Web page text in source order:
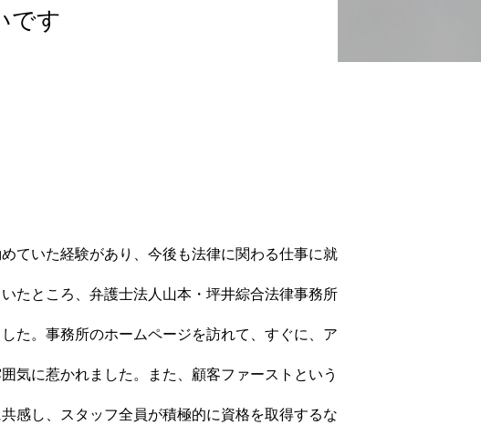
です
ていた経験があり、今後も法律に関わる仕事に就
たところ、弁護士法人山本・坪井綜合法律事務所
た。事務所のホームページを訪れて、すぐに、ア
気に惹かれました。また、顧客ファーストという
感し、スタッフ全員が積極的に資格を取得するな